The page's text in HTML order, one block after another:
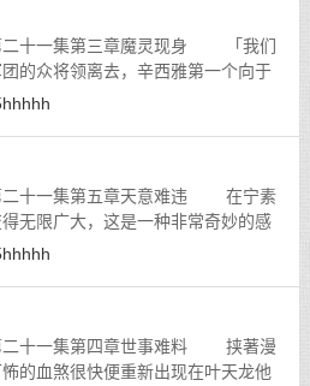
章魔灵现身 「我们
的众将领离去，辛西雅第一个向于
章天意难违 在宁素
无限广大，这是一种非常奇妙的感
的圆柱，但却好像占据了她全部的
章世事难料 挟著漫
的血煞很快便重新出现在叶天龙他